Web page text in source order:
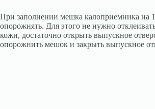
При заполнении мешка калоприемника на
опорожнять. Для этого не нужно
кожи, достаточно открыть выпускное
опорожнить мешок и закрыть выпускное